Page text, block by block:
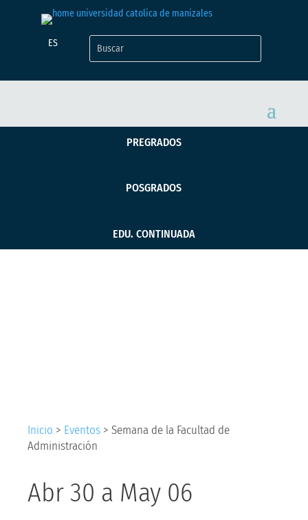
ES
PREGRADOS
POSGRADOS
EDU. CONTINUADA
Inicio > Eventos > Semana de la Facultad de
Administración
Abr 30 a May 06